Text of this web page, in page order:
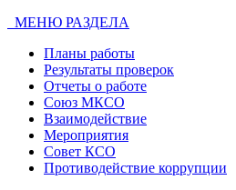
МЕНЮ РАЗДЕЛА
Планы работы
Результаты проверок
Отчеты о работе
Союз МКСО
Взаимодействие
Мероприятия
Совет КСО
Противодействие коррупции